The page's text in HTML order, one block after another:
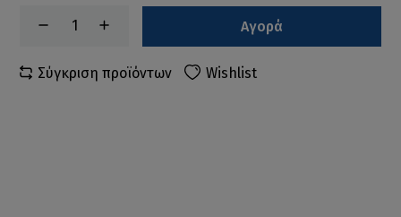
Αγορά
Σύγκριση προϊόντων Wishlist